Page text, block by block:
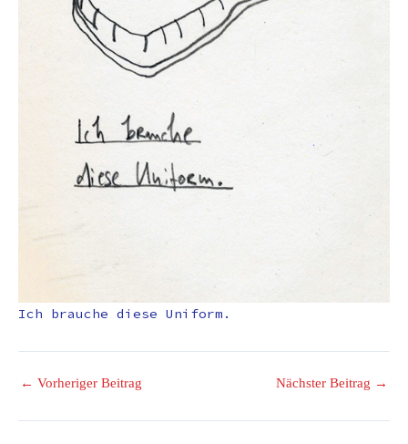
Ich brauche diese Uniform.
← Vorheriger Beitrag Nächster Beitrag →